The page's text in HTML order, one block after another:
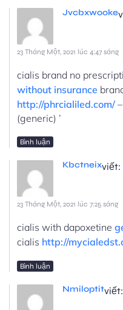
Jvcbxwooke
23 Tháng Một, 2021 lúc 4:47 sáng
cialis brand no
without insurance
http://phrcialiled.com/
(generic) ’
Bình luận
Kbctneixviết:
23 Tháng Một, 2021 lúc 7:25 sáng
cialis with dapoxetine
cialis http://
Bình luận
Nmiloptitviết: